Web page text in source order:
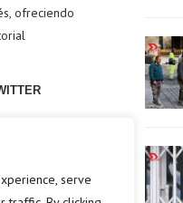
serve
ofreciendo